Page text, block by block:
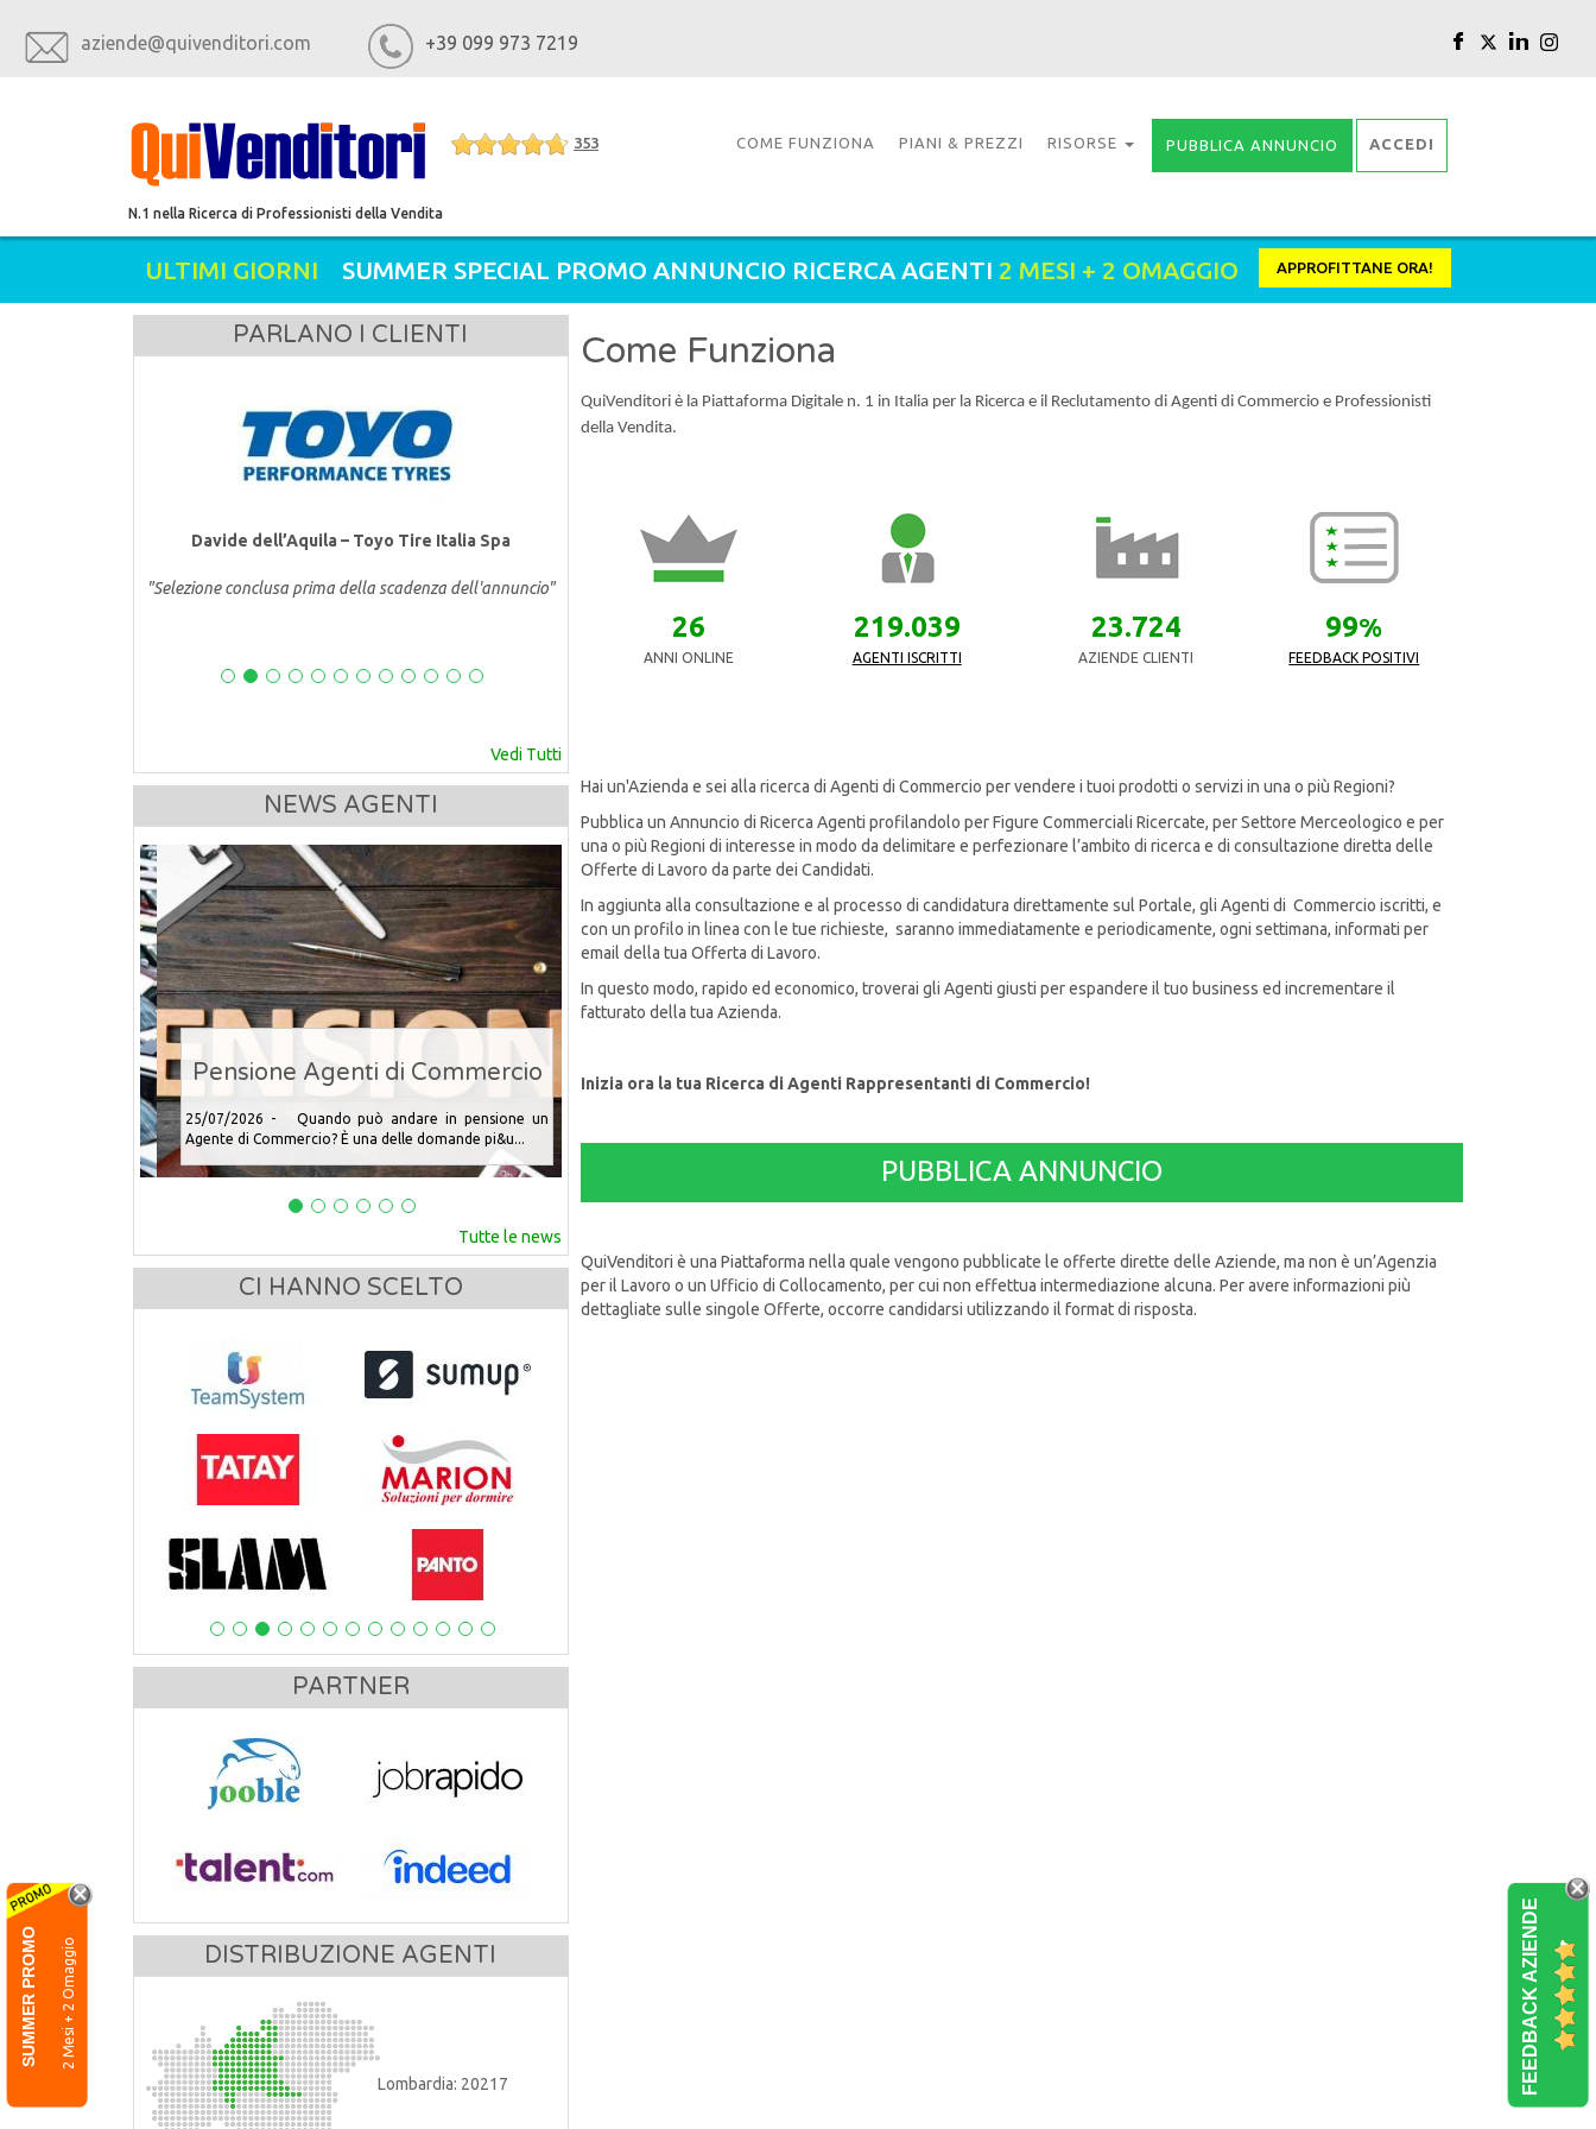
aziende@quivenditori.com +39 099 973 7219
353
N.1 nella Ricerca di Professionisti della Vendita
COME FUNZIONA PIANI & PREZZI RISORSE PUBBLICA ANNUNCIO ACCEDI
ULTIMI GIORNI SUMMER SPECIAL PROMO ANNUNCIO RICERCA AGENTI 2 MESI + 2 OMAGGIO APPROFITTANE ORA!
FEEDBACK AZIENDE
SUMMER PROMO 2 Mesi + 2 Omaggio
Come Funziona
QuiVenditori è la Piattaforma Digitale n. 1 in Italia per la Ricerca e il Reclutamento di Agenti di Commercio e Professionisti
della Vendita.
26
ANNI ONLINE
219.039
AGENTI ISCRITTI
23.724
AZIENDE CLIENTI
99%
FEEDBACK POSITIVI
Hai un'Azienda e sei alla ricerca di Agenti di Commercio per vendere i tuoi prodotti o servizi in una o più Regioni?
Pubblica un Annuncio di Ricerca Agenti profilandolo per Figure Commerciali Ricercate, per Settore Merceologico e per
una o più Regioni di interesse in modo da delimitare e perfezionare l’ambito di ricerca e di consultazione diretta delle
Offerte di Lavoro da parte dei Candidati.
In aggiunta alla consultazione e al processo di candidatura direttamente sul Portale, gli Agenti di Commercio iscritti, e
con un profilo in linea con le tue richieste, saranno immediatamente e periodicamente, ogni settimana, informati per
email della tua Offerta di Lavoro.
In questo modo, rapido ed economico, troverai gli Agenti giusti per espandere il tuo business ed incrementare il
fatturato della tua Azienda.
Inizia ora la tua Ricerca di Agenti Rappresentanti di Commercio!
PUBBLICA ANNUNCIO
QuiVenditori è una Piattaforma nella quale vengono pubblicate le offerte dirette delle Aziende, ma non è un’Agenzia
per il Lavoro o un Ufficio di Collocamento, per cui non effettua intermediazione alcuna. Per avere informazioni più
dettagliate sulle singole Offerte, occorre candidarsi utilizzando il format di risposta.
PARLANO I CLIENTI
Davide dell’Aquila – Toyo Tire Italia Spa
"Selezione conclusa prima della scadenza dell'annuncio"
Vedi Tutti
NEWS AGENTI
Pensione Agenti di Commercio
25/07/2026 - Quando può andare in pensione un
Agente di Commercio? È una delle domande pi&u...
Tutte le news
CI HANNO SCELTO
PARTNER
DISTRIBUZIONE AGENTI
Lombardia: 20217